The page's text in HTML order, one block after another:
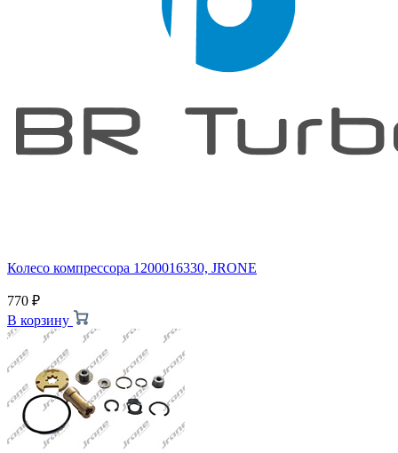
Колесо компрессора 1200016330, JRONE
770 ₽
В корзину